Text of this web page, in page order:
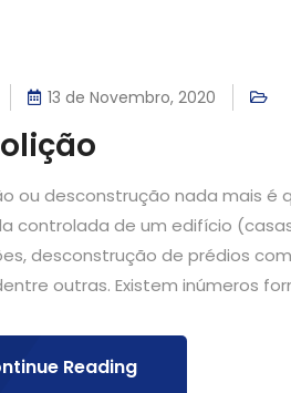
13 de Novembro, 2020
ou desconstrução nada mais é
controlada de um edifício
desconstrução de prédios
outras. Existem inúmeros
Reading